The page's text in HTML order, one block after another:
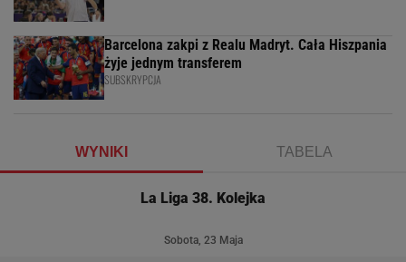
Barcelona zakpi z Realu Madryt. Cała Hiszpania
żyje jednym transferem
SUBSKRYPCJA
WYNIKI TABELA
La Liga 38. Kolejka
Sobota, 23 Maja